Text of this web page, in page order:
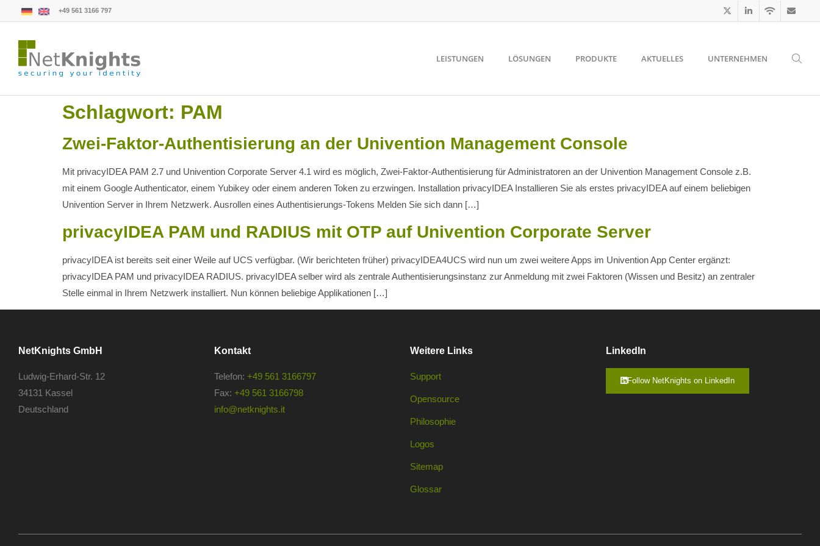
+49 561 3166 797
LEISTUNGEN LÖSUNGEN PRODUKTE AKTUELLES UNTERNEHMEN
Schlagwort: PAM
Zwei-Faktor-Authentisierung an der Univention Management Console
Mit privacyIDEA PAM 2.7 und Univention Corporate Server 4.1 wird es möglich, Zwei-Faktor-Authentisierung für Administratoren an der Univention Management Console z.B.
mit einem Google Authenticator, einem Yubikey oder einem anderen Token zu erzwingen. Installation privacyIDEA Installieren Sie als erstes privacyIDEA auf einem beliebigen
Univention Server in Ihrem Netzwerk. Ausrollen eines Authentisierungs-Tokens Melden Sie sich dann […]
privacyIDEA PAM und RADIUS mit OTP auf Univention Corporate Server
privacyIDEA ist bereits seit einer Weile auf UCS verfügbar. (Wir berichteten früher) privacyIDEA4UCS wird nun um zwei weitere Apps im Univention App Center ergänzt:
privacyIDEA PAM und privacyIDEA RADIUS. privacyIDEA selber wird als zentrale Authentisierungsinstanz zur Anmeldung mit zwei Faktoren (Wissen und Besitz) an zentraler
Stelle einmal in Ihrem Netzwerk installiert. Nun können beliebige Applikationen […]
NetKnights GmbH
Ludwig-Erhard-Str. 12
34131 Kassel
Deutschland
Kontakt
Telefon: +49 561 3166797
Fax: +49 561 3166798
info@netknights.it
Weitere Links
Support
Opensource
Philosophie
Logos
Sitemap
Glossar
LinkedIn
Follow NetKnights on LinkedIn